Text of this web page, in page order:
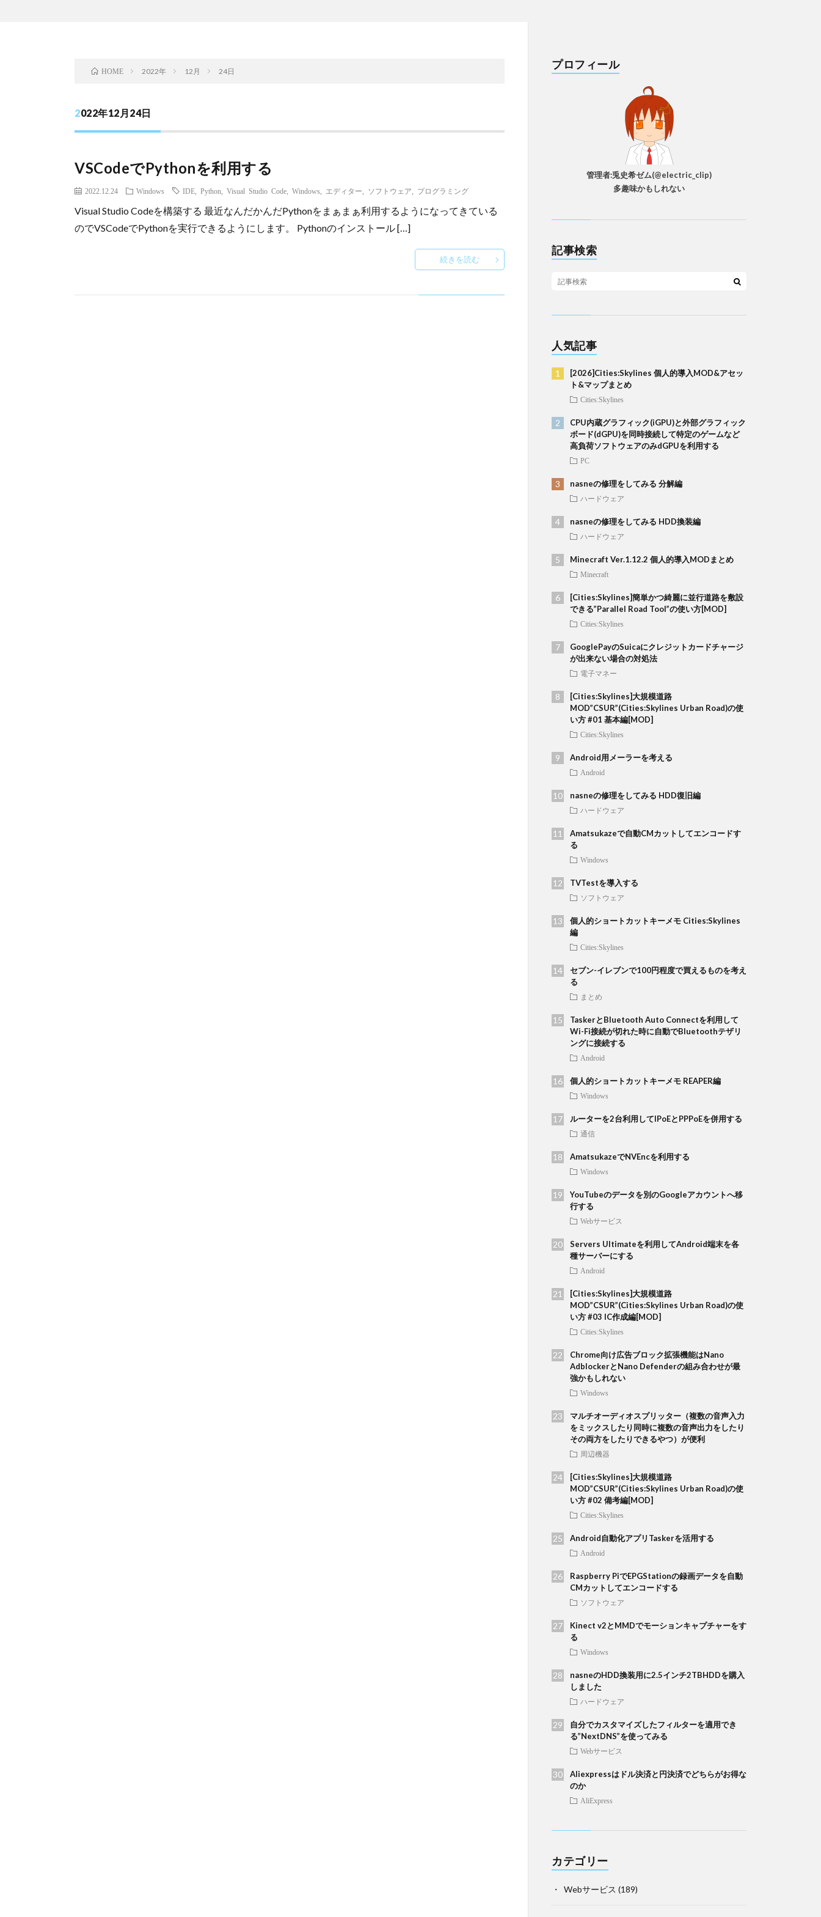
HOME 2022年 12月 24日
2022年12月24日
VSCodeでPythonを利用する
2022.12.24 Windows IDE Python Visual Studio Code Windows エディター ソフトウェア プログラミング
Visual Studio Codeを構築する 最近なんだかんだPythonをまぁまぁ利用するようになってきている
のでVSCodeでPythonを実行できるようにします。 Pythonのインストール […]
続きを読む
プロフィール
管理者:兎史希ゼム(@electric_clip)
多趣味かもしれない
記事検索
人気記事
[2026]Cities:Skylines 個人的導入MOD&アセッ
ト&マップまとめ
Cities:Skylines
CPU内蔵グラフィック(iGPU)と外部グラフィック
ボード(dGPU)を同時接続して特定のゲームなど
高負荷ソフトウェアのみdGPUを利用する
PC
nasneの修理をしてみる 分解編
ハードウェア
nasneの修理をしてみる HDD換装編
ハードウェア
Minecraft Ver.1.12.2 個人的導入MODまとめ
Minecraft
[Cities:Skylines]簡単かつ綺麗に並行道路を敷設
できる”Parallel Road Tool”の使い方[MOD]
Cities:Skylines
GooglePayのSuicaにクレジットカードチャージ
が出来ない場合の対処法
電子マネー
[Cities:Skylines]大規模道路
MOD”CSUR”(Cities:Skylines Urban Road)の使
い方 #01 基本編[MOD]
Cities:Skylines
Android用メーラーを考える
Android
nasneの修理をしてみる HDD復旧編
ハードウェア
Amatsukazeで自動CMカットしてエンコードす
る
Windows
TVTestを導入する
ソフトウェア
個人的ショートカットキーメモ Cities:Skylines
編
Cities:Skylines
セブン-イレブンで100円程度で買えるものを考え
る
まとめ
TaskerとBluetooth Auto Connectを利用して
Wi-Fi接続が切れた時に自動でBluetoothテザリ
ングに接続する
Android
個人的ショートカットキーメモ REAPER編
Windows
ルーターを2台利用してIPoEとPPPoEを併用する
通信
AmatsukazeでNVEncを利用する
Windows
YouTubeのデータを別のGoogleアカウントへ移
行する
Webサービス
Servers Ultimateを利用してAndroid端末を各
種サーバーにする
Android
[Cities:Skylines]大規模道路
MOD”CSUR”(Cities:Skylines Urban Road)の使
い方 #03 IC作成編[MOD]
Cities:Skylines
Chrome向け広告ブロック拡張機能はNano
AdblockerとNano Defenderの組み合わせが最
強かもしれない
Windows
マルチオーディオスプリッター（複数の音声入力
をミックスしたり同時に複数の音声出力をしたり
その両方をしたりできるやつ）が便利
周辺機器
[Cities:Skylines]大規模道路
MOD”CSUR”(Cities:Skylines Urban Road)の使
い方 #02 備考編[MOD]
Cities:Skylines
Android自動化アプリTaskerを活用する
Android
Raspberry PiでEPGStationの録画データを自動
CMカットしてエンコードする
ソフトウェア
Kinect v2とMMDでモーションキャプチャーをす
る
Windows
nasneのHDD換装用に2.5インチ2TBHDDを購入
しました
ハードウェア
自分でカスタマイズしたフィルターを適用でき
る”NextDNS”を使ってみる
Webサービス
Aliexpressはドル決済と円決済でどちらがお得な
のか
AliExpress
カテゴリー
Webサービス (189)